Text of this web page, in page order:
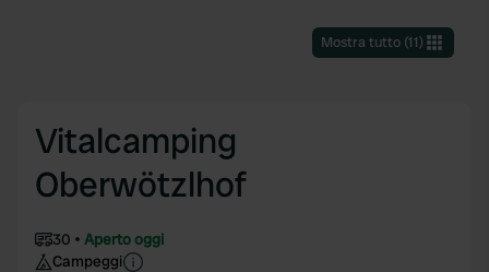
Mostra tutto(11)
Vitalcamping
Oberwötzlhof
30
Aperto oggi
Campeggi